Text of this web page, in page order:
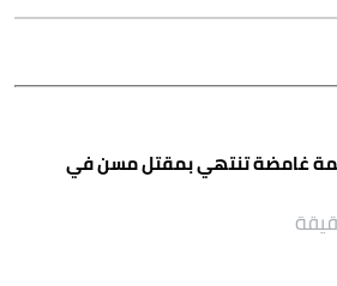
غامضة تنتهي بمقتل مسن في